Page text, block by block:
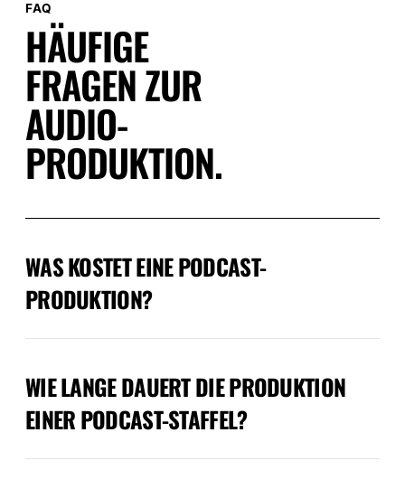
FAQ
HÄUFIGE
FRAGEN ZUR
AUDIO-
PRODUKTION.
WAS KOSTET EINE PODCAST-
PRODUKTION?
WIE LANGE DAUERT DIE PRODUKTION
EINER PODCAST-STAFFEL?